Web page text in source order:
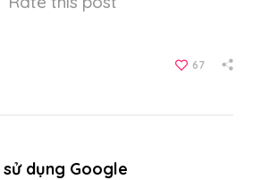
67
sử dụng Google